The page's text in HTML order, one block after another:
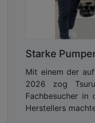
Starke
Mit einem der
2026 zog
Fachbesucher in
Herstellers